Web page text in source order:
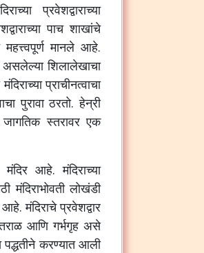
प्रवेशद्वाराच्या
पाच शाखांचे
महत्त्वपूर्ण मानले आहे.
असलेल्या शिलालेखाचा
प्राचीनत्वाचा
पुरावा ठरतो. हेन्री
जागतिक स्तरावर एक
आहे. मंदिराच्या
मंदिराभोवती लोखंडी
मंदिराचे प्रवेशद्वार
आणि गर्भगृह असे
करण्यात आली